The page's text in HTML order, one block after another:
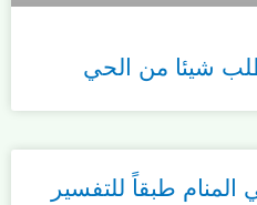
شيئا من الحي
طبقاً للتفسير